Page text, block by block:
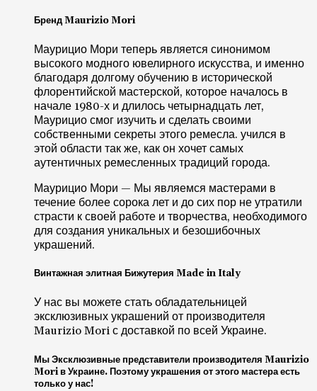
Бренд Maurizio Mori
Маурицио Мори теперь является синонимом
высокого модного ювелирного искусства, и именно
благодаря долгому обучению в исторической
флорентийской мастерской, которое началось в
начале 1980-х и длилось четырнадцать лет,
Маурицио смог изучить и сделать своими
собственными секреты этого ремесла. учился в
этой области так же, как он хочет самых
аутентичных ремесленных традиций города.
Маурицио Мори — Мы являемся мастерами в
течение более сорока лет и до сих пор не утратили
страсти к своей работе и творчества, необходимого
для создания уникальных и безошибочных
украшений.
Винтажная элитная Бижутерия Made in Italy
У нас вы можете стать обладательницей
эксклюзивных украшений от производителя
Maurizio Mori с доставкой по всей Украине.
Мы Эксклюзивные представители производителя Maurizio
Mori в Украине. Поэтому украшения от этого мастера есть
только у нас!